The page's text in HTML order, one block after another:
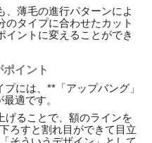
、薄毛の進行パターンによ
のタイプに合わせたカット
イントに変えることができ
イント
には、**「アップバング」
適です。
げることで、額のラインを
ろすと割れ目ができて目立